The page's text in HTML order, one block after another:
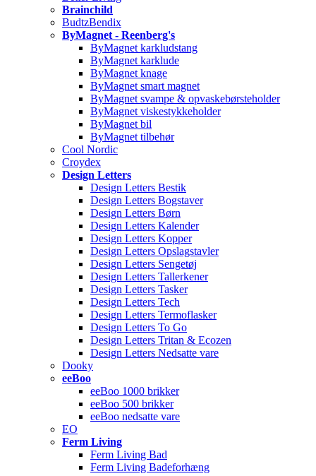
Brainchild
BudtzBendix
ByMagnet - Reenberg's
ByMagnet karkludstang
ByMagnet karklude
ByMagnet knage
ByMagnet smart magnet
ByMagnet svampe & opvaskebørsteholder
ByMagnet viskestykkeholder
ByMagnet bil
ByMagnet tilbehør
Cool Nordic
Croydex
Design Letters
Design Letters Bestik
Design Letters Bogstaver
Design Letters Børn
Design Letters Kalender
Design Letters Kopper
Design Letters Opslagstavler
Design Letters Sengetøj
Design Letters Tallerkener
Design Letters Tasker
Design Letters Tech
Design Letters Termoflasker
Design Letters To Go
Design Letters Tritan & Ecozen
Design Letters Nedsatte vare
Dooky
eeBoo
eeBoo 1000 brikker
eeBoo 500 brikker
eeBoo nedsatte vare
EO
Ferm Living
Ferm Living Bad
Ferm Living Badeforhæng